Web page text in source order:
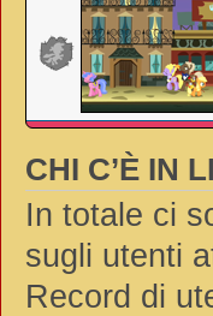
CHI C’È IN
In totale ci
sugli utenti
Record di